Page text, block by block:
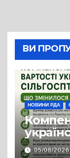
ВИ
НОВИНИ РДА
05/08/2026